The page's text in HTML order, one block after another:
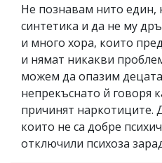
Не познавам нито един,
синтетика и да не му
и много хора, които
и нямат никакви
можем да опазим
непрекъснато й говоря
причинят наркотиците.
които не са добре
отключили психоза